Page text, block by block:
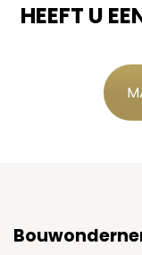
HEEFT U